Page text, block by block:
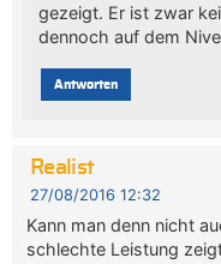
gezeigt. Er ist zwar
dennoch auf dem
Antworten
Realist
27/08/2016 12:32
Kann man denn nicht
schlechte Leistung